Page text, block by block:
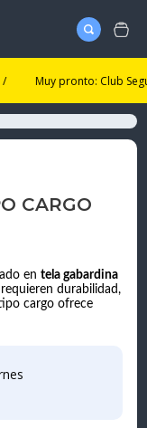
Muy pronto: Club
CARGO
entela gabardina
durabilidad,
cargo ofrece